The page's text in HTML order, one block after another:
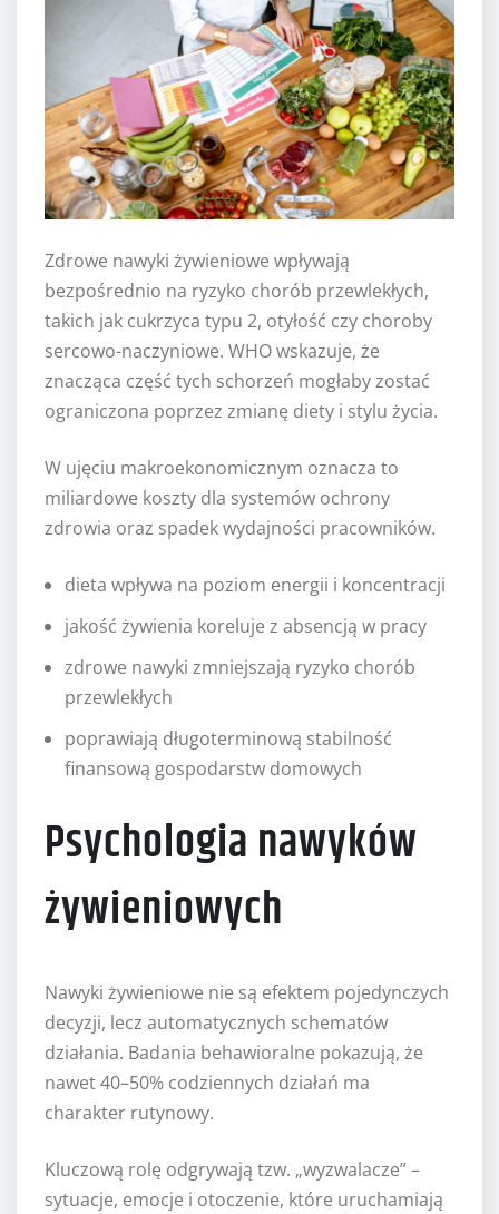
Zdrowe nawyki żywieniowe wpływają
bezpośrednio na ryzyko chorób przewlekłych,
takich jak cukrzyca typu 2, otyłość czy choroby
sercowo-naczyniowe. WHO wskazuje, że
znacząca część tych schorzeń mogłaby zostać
ograniczona poprzez zmianę diety i stylu życia.
W ujęciu makroekonomicznym oznacza to
miliardowe koszty dla systemów ochrony
zdrowia oraz spadek wydajności pracowników.
dieta wpływa na poziom energii i koncentracji
jakość żywienia koreluje z absencją w pracy
zdrowe nawyki zmniejszają ryzyko chorób
przewlekłych
poprawiają długoterminową stabilność
finansową gospodarstw domowych
Psychologia nawyków
żywieniowych
Nawyki żywieniowe nie są efektem pojedynczych
decyzji, lecz automatycznych schematów
działania. Badania behawioralne pokazują, że
nawet 40–50% codziennych działań ma
charakter rutynowy.
Kluczową rolę odgrywają tzw. „wyzwalacze” –
sytuacje, emocje i otoczenie, które uruchamiają